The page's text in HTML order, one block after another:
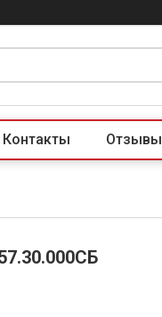
Контакты Отзывы